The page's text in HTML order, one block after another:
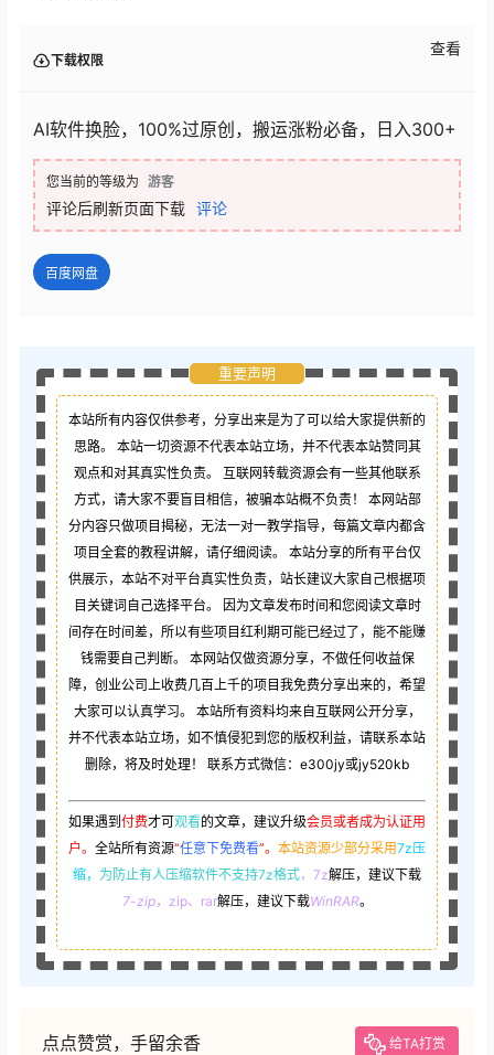
下载权限
查看
AI软件换脸，100%过原创，搬运涨粉必备，日入300+
您当前的等级为 游客
评论后刷新页面下载 评论
百度网盘
重要声明
本站所有内容仅供参考，分享出来是为了可以给大家提供新的
思路。 本站一切资源不代表本站立场，并不代表本站赞同其
观点和对其真实性负责。 互联网转载资源会有一些其他联系
方式，请大家不要盲目相信，被骗本站概不负责！ 本网站部
分内容只做项目揭秘，无法一对一教学指导，每篇文章内都含
项目全套的教程讲解，请仔细阅读。 本站分享的所有平台仅
供展示，本站不对平台真实性负责，站长建议大家自己根据项
目关键词自己选择平台。 因为文章发布时间和您阅读文章时
间存在时间差，所以有些项目红利期可能已经过了，能不能赚
钱需要自己判断。 本网站仅做资源分享，不做任何收益保
障，创业公司上收费几百上千的项目我免费分享出来的，希望
大家可以认真学习。 本站所有资料均来自互联网公开分享，
并不代表本站立场，如不慎侵犯到您的版权利益，请联系本站
删除，将及时处理！ 联系方式微信：e300jy或jy520kb
如果遇到 付费才可观看的文章，建议升级会员或者成为认证用
户。 全站所有资源“任意下免费看”。 本站资源少部分采用7z压
缩， 为防止有人压缩软件不支持7z格式，7z解压，建议下载
7-zip，zip、rar解压，建议下载WinRAR。
点点赞赏，手留余香 给TA打赏